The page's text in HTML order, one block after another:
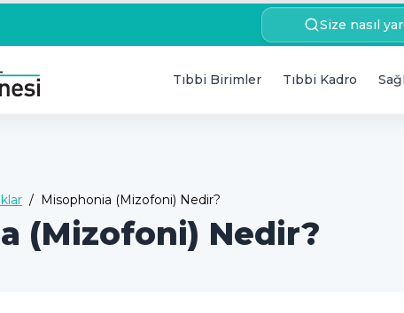
Size nasıl
Tıbbi Birimler Tıbbi Kadro
/ Misophonia (Mizofoni) Nedir?
(Mizofoni) Nedir?